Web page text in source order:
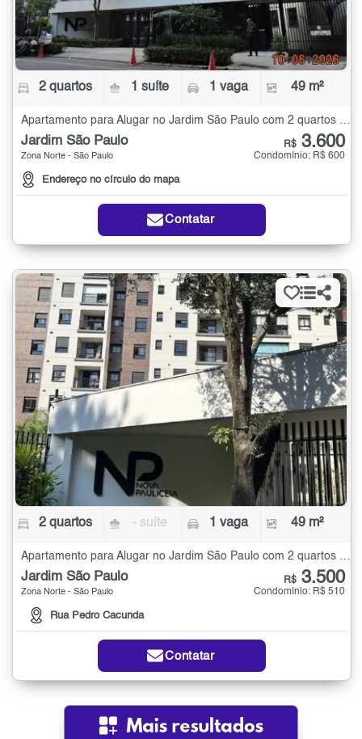
2 quartos 1 suíte 1 vaga 49 m²
Jardim São Paulo
Zona Norte - São Paulo
Endereço no círculo do mapa
R$ 3.600
Condomínio: R$ 600
Contatar
2 quartos - suíte 1 vaga 49 m²
Apartamento para Alugar no Jardim São Paulo com 2 quartos - 49 m²
Jardim São Paulo
Zona Norte - São Paulo
Rua Pedro Cacunda
R$ 3.500
Condomínio: R$ 510
Contatar